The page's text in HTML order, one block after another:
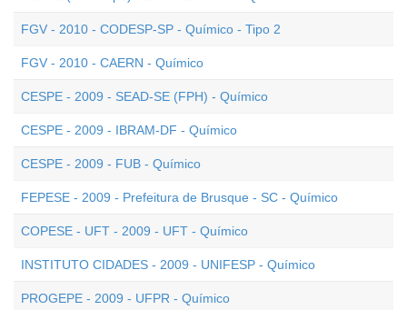
FGV - 2010 - CODESP-SP - Químico - Tipo 2
FGV - 2010 - CAERN - Químico
CESPE - 2009 - SEAD-SE (FPH) - Químico
CESPE - 2009 - IBRAM-DF - Químico
CESPE - 2009 - FUB - Químico
FEPESE - 2009 - Prefeitura de Brusque - SC - Químico
COPESE - UFT - 2009 - UFT - Químico
INSTITUTO CIDADES - 2009 - UNIFESP - Químico
PROGEPE - 2009 - UFPR - Químico